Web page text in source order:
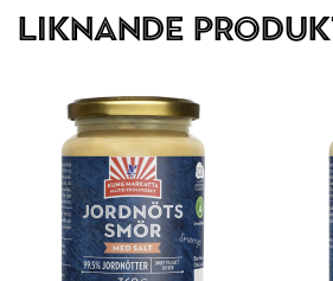
Liknande